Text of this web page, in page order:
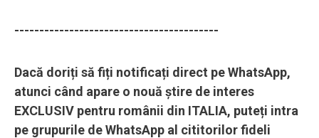
-----------------------------------------
Dacă doriți să fiți notificați direct pe WhatsApp,
atunci când apare o nouă știre de interes
EXCLUSIV pentru românii din ITALIA, puteți intra
pe grupurile de WhatsApp al cititorilor fideli